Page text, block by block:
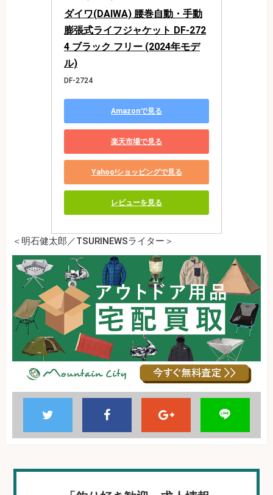
ダイワ(DAIWA) 腰巻自動・手動
膨張式ライフジャケット DF-272
4 ブラック フリー (2024年モデ
ル)
DF-2724
Amazonで見る
楽天市場で見る
Yahoo!ショッピングで見る
レビューを見る
＜明石健太郎／TSURINEWSライター＞